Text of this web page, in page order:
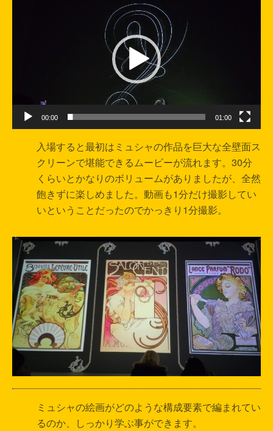
00:00 01:00
入場すると最初はミュシャの作品を巨大な全壁面ス
クリーンで堪能できるムービーが流れます。30分
くらいとかなりのボリュームがありましたが、全然
飽きずに楽しめました。動画も1分だけ撮影してい
いということだったのでかっきり1分撮影。
ミュシャの絵画がどのような構成要素で編まれてい
るのか、しっかり学ぶ事ができます。